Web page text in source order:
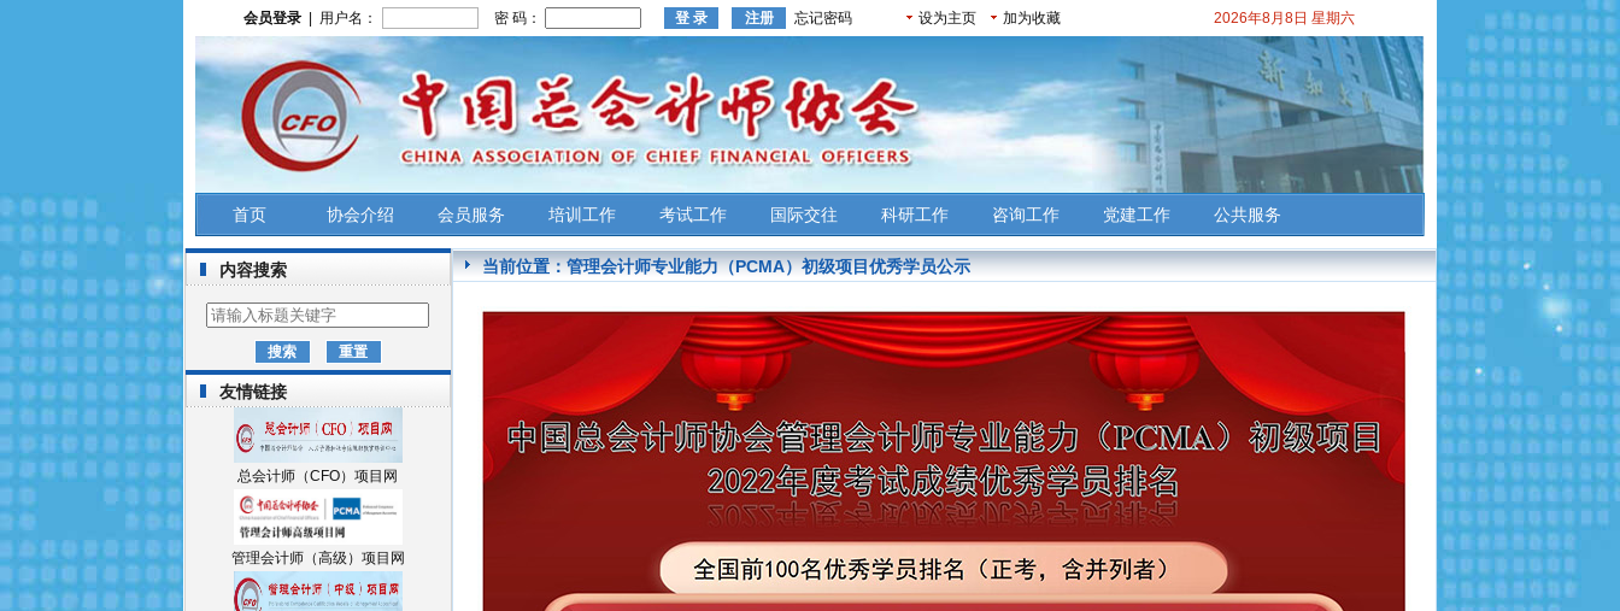
会员登录 | 用户名： 密 码： 忘记密码 设为主页 加为收藏 2026年8月8日 星期六
首页 协会介绍 会员服务 培训工作 考试工作 国际交往 科研工作 咨询工作 党建工作 公共服务
内容搜索
友情链接
总会计师（CFO）项目网
管理会计师（高级）项目网
当前位置：管理会计师专业能力（PCMA）初级项目优秀学员公示